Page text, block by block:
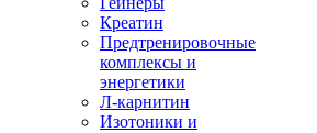
Креатин
Предтренировочные
комплексы и
энергетики
Л-карнитин
Изотоники и